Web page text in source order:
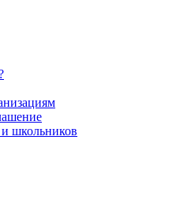
школьников